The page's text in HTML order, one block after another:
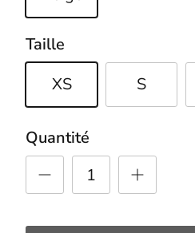
Taille
XS
S
Quantité